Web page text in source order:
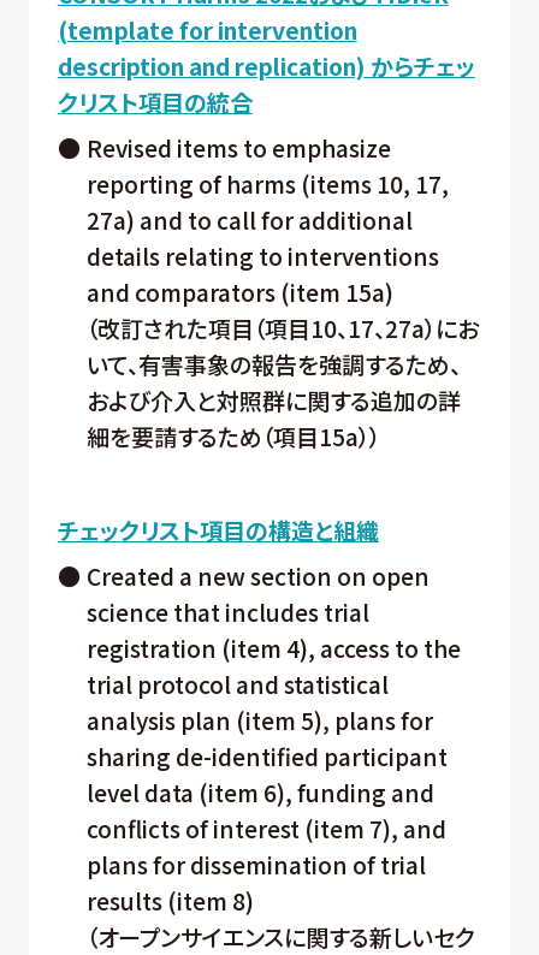
(template for intervention
description and replication) からチェッ
クリスト項目の統合
● Revised items to emphasize
reporting of harms (items 10, 17,
27a) and to call for additional
details relating to interventions
and comparators (item 15a)
（改訂された項目（項目10、17、27a）にお
いて、有害事象の報告を強調するため、
および介入と対照群に関する追加の詳
細を要請するため（項目15a））
チェックリスト項目の構造と組織
● Created a new section on open
science that includes trial
registration (item 4), access to the
trial protocol and statistical
analysis plan (item 5), plans for
sharing de-identified participant
level data (item 6), funding and
conflicts of interest (item 7), and
plans for dissemination of trial
results (item 8)
（オープンサイエンスに関する新しいセク